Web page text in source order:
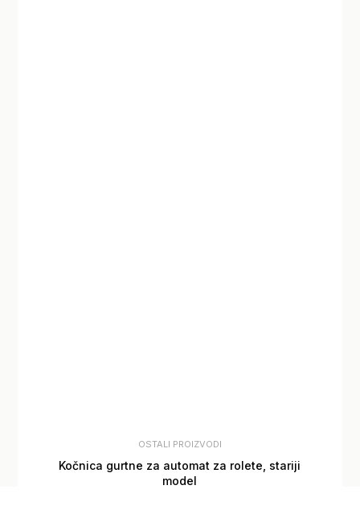
OSTALI PROIZVODI
Kočnica gurtne za automat za rolete, stariji
model